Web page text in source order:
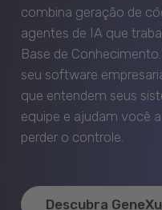
combina geração de
agentes de IA que
Base de
seu software
que entendem seus
equipe e ajudam você
perder o controle.
Descubra